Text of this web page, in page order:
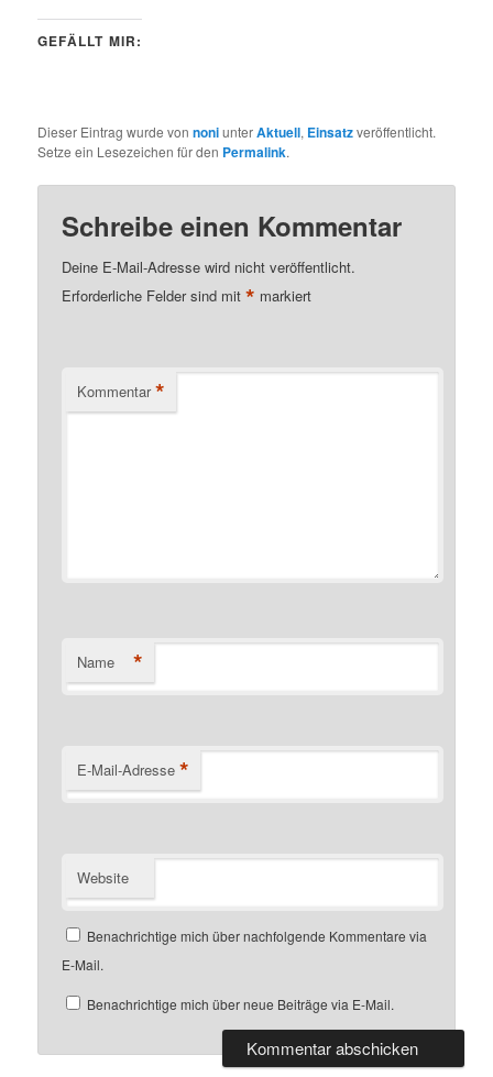
GEFÄLLT MIR:
Dieser Eintrag wurde vonnoniunterAktuell, Einsatzveröffentlicht.
Setze ein Lesezeichen für den Permalink.
Schreibe einen Kommentar
Deine E-Mail-Adresse wird nicht veröffentlicht.
Erforderliche Felder sind mit* markiert
Kommentar *
Name *
E-Mail-Adresse *
Website
Benachrichtige mich über nachfolgende Kommentare via
E-Mail.
Benachrichtige mich über neue Beiträge via E-Mail.